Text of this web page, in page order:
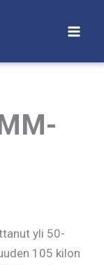
yli 50-
105 kilon